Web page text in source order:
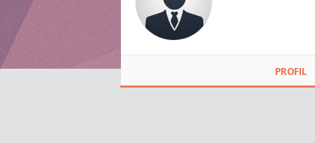
PROFIL